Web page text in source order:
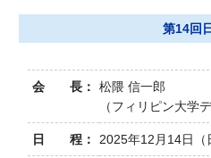
第14回
会 長：
松隈 信一郎
（フィリピン大学
日 程： 2025年12月14日（